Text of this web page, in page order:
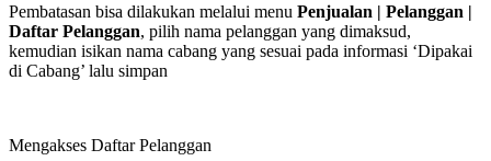
Pembatasan bisa dilakukan melalui menu Penjualan | Pelanggan |
Daftar Pelanggan, pilih nama pelanggan yang dimaksud,
kemudian isikan nama cabang yang sesuai pada informasi ‘Dipakai
di Cabang’ lalu simpan
Mengakses Daftar Pelanggan